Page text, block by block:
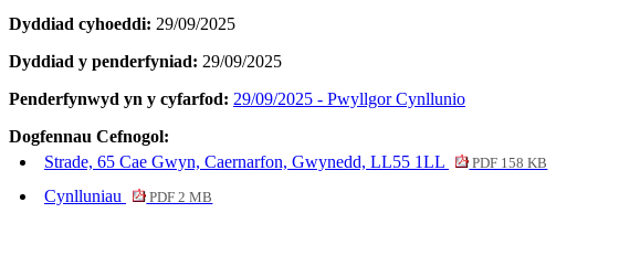
Dyddiad cyhoeddi: 29/09/2025
Dyddiad y penderfyniad: 29/09/2025
Penderfynwyd yn y cyfarfod: 29/09/2025 - Pwyllgor Cynllunio
Dogfennau Cefnogol:
Strade, 65 Cae Gwyn, Caernarfon, Gwynedd, LL55 1LL
PDF 158 KB
Cynlluniau PDF 2 MB